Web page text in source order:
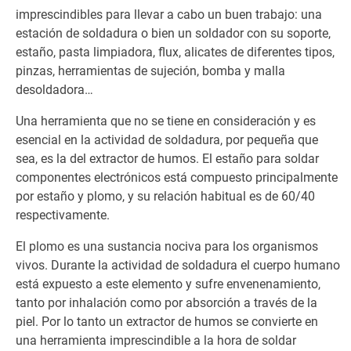
imprescindibles para llevar a cabo un buen trabajo: una
estación de soldadura o bien un soldador con su soporte,
estaño, pasta limpiadora, flux, alicates de diferentes tipos,
pinzas, herramientas de sujeción, bomba y malla
desoldadora…
Una herramienta que no se tiene en consideración y es
esencial en la actividad de soldadura, por pequeña que
sea, es la del extractor de humos. El estaño para soldar
componentes electrónicos está compuesto principalmente
por estaño y plomo, y su relación habitual es de 60/40
respectivamente.
El plomo es una sustancia nociva para los organismos
vivos. Durante la actividad de soldadura el cuerpo humano
está expuesto a este elemento y sufre envenenamiento,
tanto por inhalación como por absorción a través de la
piel. Por lo tanto un extractor de humos se convierte en
una herramienta imprescindible a la hora de soldar